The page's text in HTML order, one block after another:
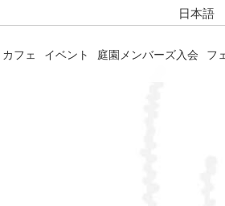
日本語
カフェ イベント 庭園メンバーズ入会 フ